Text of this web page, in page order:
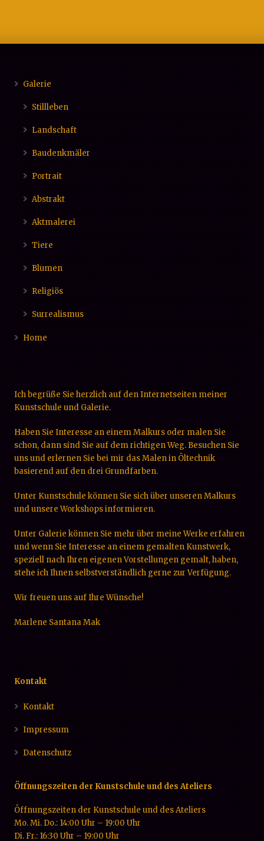
Galerie
Stillleben
Landschaft
Baudenkmäler
Portrait
Abstrakt
Aktmalerei
Tiere
Blumen
Religiös
Surrealismus
Home
Ich begrüße Sie herzlich auf den Internetseiten meiner
Kunstschule und Galerie.
Haben Sie Interesse an einem Malkurs oder malen Sie
schon, dann sind Sie auf dem richtigen Weg. Besuchen Sie
uns und erlernen Sie bei mir das Malen in Öltechnik
basierend auf den drei Grundfarben.
Unter Kunstschule können Sie sich über unseren Malkurs
und unsere Workshops informieren.
Unter Galerie können Sie mehr über meine Werke erfahren
und wenn Sie Interesse an einem gemalten Kunstwerk,
speziell nach Ihren eigenen Vorstellungen gemalt, haben,
stehe ich Ihnen selbstverständlich gerne zur Verfügung.
Wir freuen uns auf Ihre Wünsche!
Marlene Santana Mak
Kontakt
Kontakt
Impressum
Datenschutz
Öffnungszeiten der Kunstschule und des Ateliers
Öffnungszeiten der Kunstschule und des Ateliers
Mo. Mi. Do.: 14:00 Uhr – 19:00 Uhr
Di. Fr.: 16:30 Uhr – 19:00 Uhr